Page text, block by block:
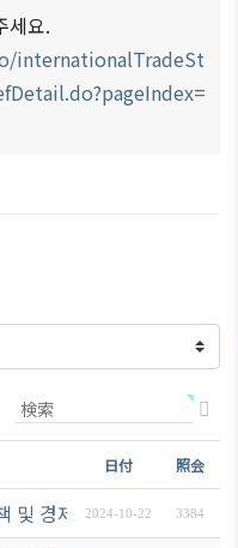
員社
靜
員社
ト写真
韓企連
関連機
マップ
세요.
internationalTradeSt
日付 照会
및 경제 동향(2024.10-3)
2024-10-22 3384